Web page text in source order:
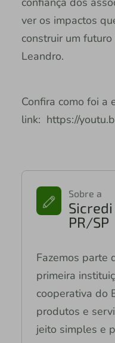
ver os impactos
construir um
Leandro.
Confira como foi a
link: https://
Sobre a
PR/SP
Fazemos parte
primeira
cooperativa do
produtos e
jeito simples e